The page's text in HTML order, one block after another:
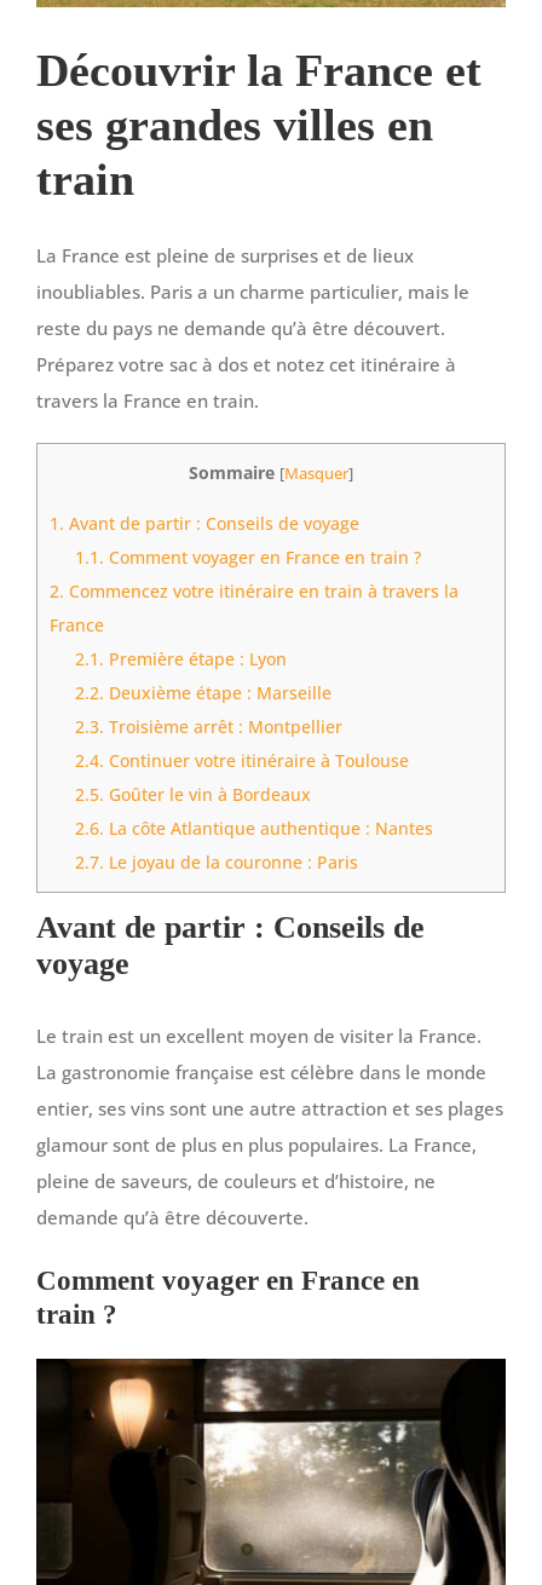
Découvrir la France et
ses grandes villes en
train
La France est pleine de surprises et de lieux
inoubliables. Paris a un charme particulier, mais le
reste du pays ne demande qu’à être découvert.
Préparez votre sac à dos et notez cet itinéraire à
travers la France en train.
Sommaire [Masquer]
1. Avant de partir : Conseils de voyage
1.1. Comment voyager en France en train ?
2. Commencez votre itinéraire en train à travers la
France
2.1. Première étape : Lyon
2.2. Deuxième étape : Marseille
2.3. Troisième arrêt : Montpellier
2.4. Continuer votre itinéraire à Toulouse
2.5. Goûter le vin à Bordeaux
2.6. La côte Atlantique authentique : Nantes
2.7. Le joyau de la couronne : Paris
Avant de partir : Conseils de
voyage
Le train est un excellent moyen de visiter la France.
La gastronomie française est célèbre dans le monde
entier, ses vins sont une autre attraction et ses plages
glamour sont de plus en plus populaires. La France,
pleine de saveurs, de couleurs et d’histoire, ne
demande qu’à être découverte.
Comment voyager en France en
train ?